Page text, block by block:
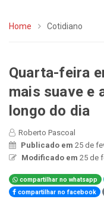
Home Cotidiano
Quarta-feira
mais suave e
longo do dia
Roberto Pascoal
Publicado em 25 de
Modificado em 25 de
compartilhar no whatsapp
compartilhar no facebook